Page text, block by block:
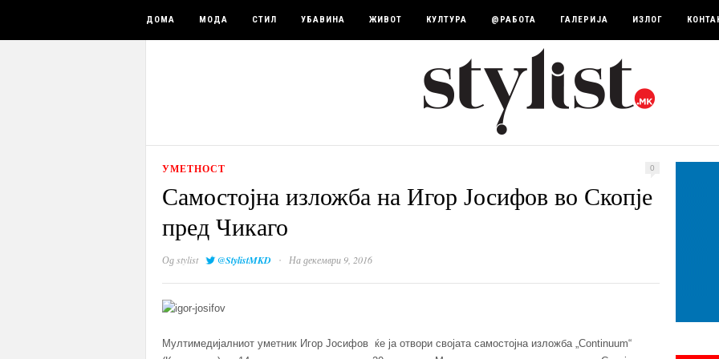
ДОМА МОДА СТИЛ УБАВИНА ЖИВОТ КУЛТУРА @РАБОТА ГАЛЕРИЈА ИЗЛОГ
УМЕТНОСТ 0
Самостојна изложба на Игор Јосифов во Скопје
пред Чикаго
Одstylist @StylistMKD · На декември 9, 2016
Mултимедијалниот уметник Игор Јосифов ќе ја отвори својата самостојна изложба „Continuum“